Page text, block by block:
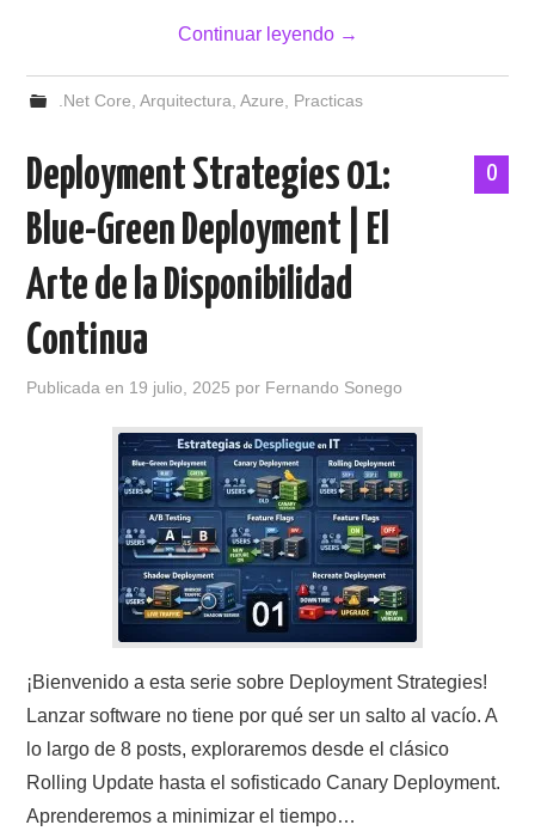
Continuar leyendo →
.Net Core, Arquitectura, Azure, Practicas
0
Deployment Strategies 01:
Blue-Green Deployment | El
Arte de la Disponibilidad
Continua
Publicada en 19 julio, 2025 por Fernando Sonego
¡Bienvenido a esta serie sobre Deployment Strategies!
Lanzar software no tiene por qué ser un salto al vacío. A
lo largo de 8 posts, exploraremos desde el clásico
Rolling Update hasta el sofisticado Canary Deployment.
Aprenderemos a minimizar el tiempo…